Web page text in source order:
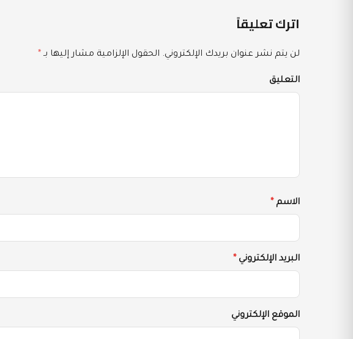
اترك تعليقاً
لن يتم نشر عنوان بريدك الإلكتروني. الحقول الإلزامية مشار إليها بـ *
التعليق
الاسم *
البريد الإلكتروني *
الموقع الإلكتروني